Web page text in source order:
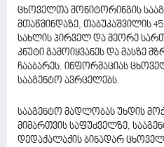
ცხოველთა მონიტორინგის
მთაწმინდაზე, თაბუკაშვილის
სახლის პირველ და მეორე
კნუტი გამოიყვანეს და მასზე
ჩააბარეს. ინფორმაციას
სააგენტო ავრცელებს.
სააგენტო მადლობას უხდის
მიმართვის საფუძველზე,
დედაქალაქის ბინადარ